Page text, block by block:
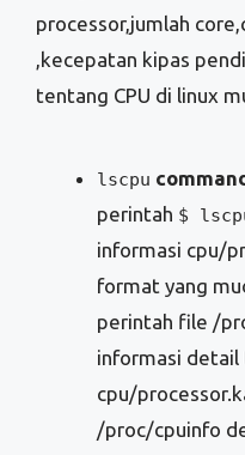
processor,jumlah
,kecepatan kipas
tentang CPU di linux
lscpu
perintah $
informasi cpu/
format yang
perintah file /
informasi detail
cpu/
/proc/cpuinfo